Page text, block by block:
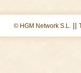
© HGM Network S.L. ||